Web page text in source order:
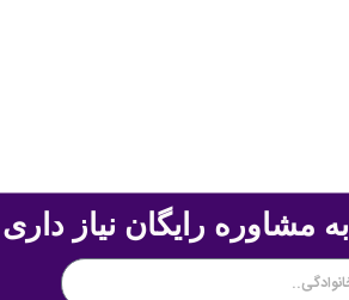
به مشاوره رایگان نیاز